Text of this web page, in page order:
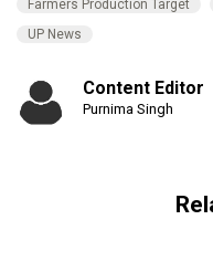
Farmers Production Target
UP News
Content Editor
Purnima Singh